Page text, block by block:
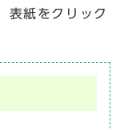
表紙をクリック